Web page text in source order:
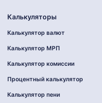
Калькуляторы
Калькулятор валют
Калькулятор МРП
Калькулятор комиссии
Процентный калькулятор
Калькулятор пени